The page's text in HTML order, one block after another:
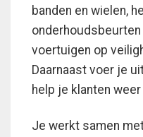
banden en wielen,
voertuigen op
Daarnaast voer je
help je klanten
Je werkt samen